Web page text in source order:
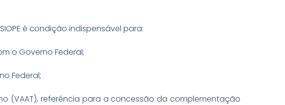
é condição indispensável para:
o Governo Federal;
Federal;
(VAAT), referência para a concessão da complementação